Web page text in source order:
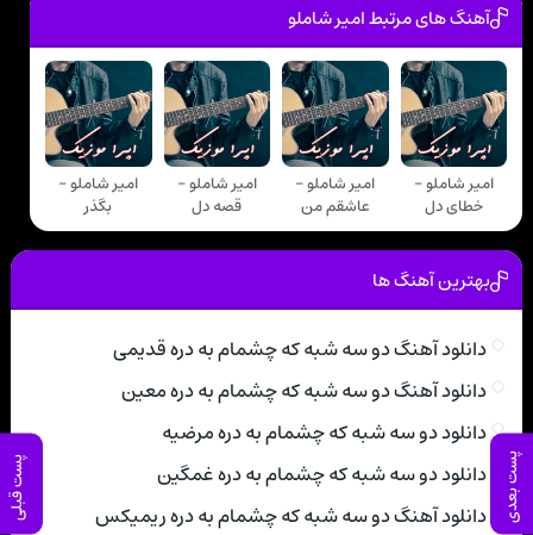
پست بعدی پست قبلی
آهنگ های مرتبط امیر شاملو
امیر شاملو -
خطای دل
امیر شاملو -
عاشقم من
امیر شاملو -
قصه دل
امیر شاملو -
بگذر
بهترین آهنگ ها
دانلود آهنگ دو سه شبه که چشمام به دره قدیمی
دانلود آهنگ دو سه شبه که چشمام به دره معین
دانلود دو سه شبه که چشمام به دره مرضیه
دانلود دو سه شبه که چشمام به دره غمگین
دانلود آهنگ دو سه شبه که چشمام به دره ریمیکس